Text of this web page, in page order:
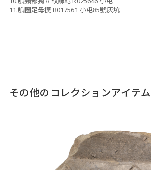
11.觚圈足母模 R017561 小屯85號灰坑
その他のコレクションアイテム